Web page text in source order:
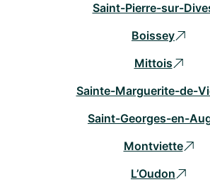
Saint-Pierre-sur-
Boissey
Mittois
Sainte-Marguerite-de-
Saint-Georges-en-
Montviette
L’Oudon